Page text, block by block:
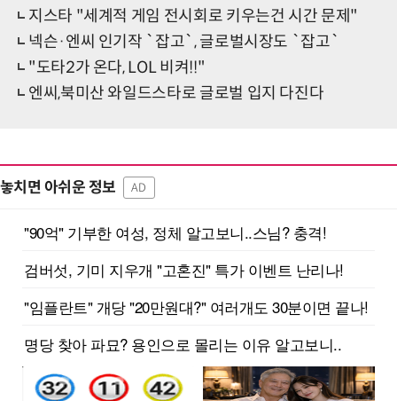
지스타 "세계적 게임 전시회로 키우는건 시간 문제"
넥슨·엔씨 인기작 `잡고`, 글로벌시장도 `잡고`
"도타2가 온다, LOL 비켜!!"
엔씨,북미산 와일드스타로 글로벌 입지 다진다
놓치면 아쉬운 정보 AD